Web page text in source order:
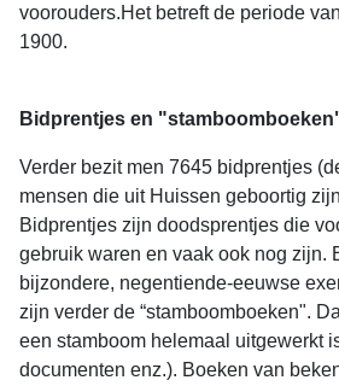
voorouders.Het betreft de periode
1900.
Bidprentjes en
Verder bezit men 7645 bidprentjes
mensen die uit Huissen geboortig
Bidprentjes zijn doodsprentjes die
gebruik waren en vaak ook nog zijn.
bijzondere, negentiende-eeuwse
zijn verder de “stamboomboeken".
een stamboom helemaal uitgewerkt
documenten enz.). Boeken van